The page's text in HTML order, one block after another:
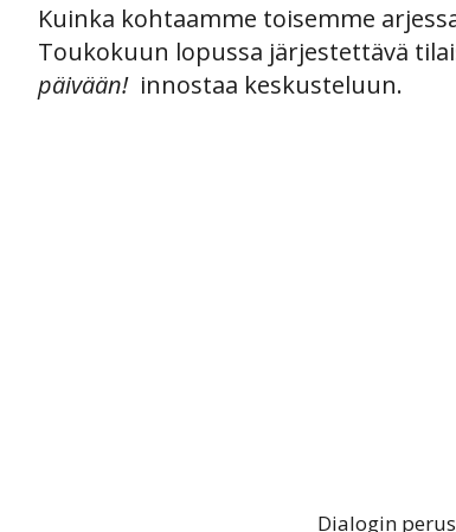
Kuinka kohtaamme toisemme
Toukokuun lopussa järjestettävä
päivään! innostaa keskusteluun.
Dialogin